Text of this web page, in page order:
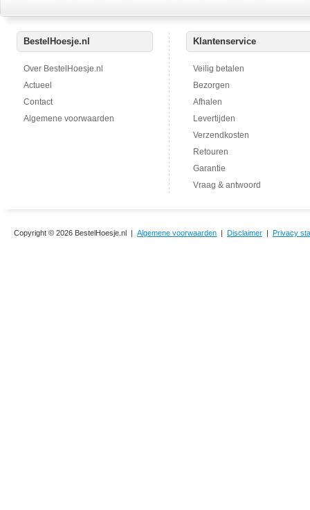
BestelHoesje.nl
Over BestelHoesje.nl
Actueel
Contact
Algemene voorwaarden
Klantenservice
Veilig betalen
Bezorgen
Afhalen
Levertijden
Verzendkosten
Retouren
Garantie
Vraag & antwoord
Copyright © 2026 BestelHoesje.nl | Algemene voorwaarden | Disclaimer | Privacy